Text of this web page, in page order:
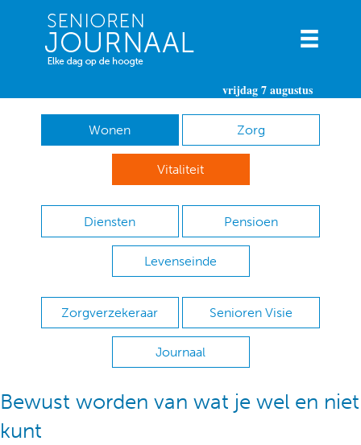
vrijdag 7 augustus
Wonen Zorg
Vitaliteit
Diensten Pensioen
Levenseinde
Zorgverzekeraar Senioren Visie
Journaal
Bewust worden van wat je wel en niet
kunt